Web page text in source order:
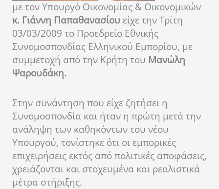
με τον Υπουργό Οικονομίας & Οικονομικών
κ. Γιάννη Παπαθανασίου είχε την Τρίτη
03/03/2009 το Προεδρείο Εθνικής
Συνομοσπονδίας Ελληνικού Εμπορίου, με
συμμετοχή από την Κρήτη του Μανώλη
Ψαρουδάκη.
Στην συνάντηση που είχε ζητήσει η
Συνομοσπονδία και ήταν η πρώτη μετά την
ανάληψη των καθηκόντων του νέου
Υπουργού, τονίστηκε ότι οι εμπορικές
επιχειρήσεις εκτός από πολιτικές αποφάσεις,
χρειάζονται και στοχευμένα και ρεαλιστικά
μέτρα στήριξης.